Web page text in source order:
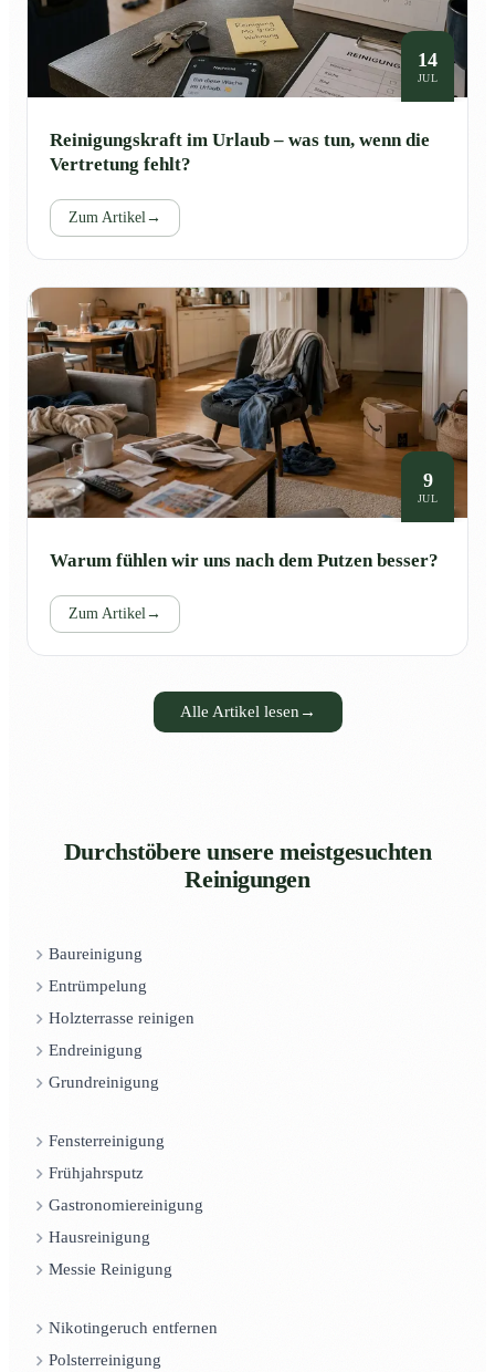
14
JUL
Reinigungskraft im Urlaub – was tun, wenn die
Vertretung fehlt?
Zum Artikel→
9
JUL
Warum fühlen wir uns nach dem Putzen besser?
Zum Artikel→
Alle Artikel lesen →
Durchstöbere unsere meistgesuchten
Reinigungen
Baureinigung
Entrümpelung
Holzterrasse reinigen
Endreinigung
Grundreinigung
Fensterreinigung
Frühjahrsputz
Gastronomiereinigung
Hausreinigung
Messie Reinigung
Nikotingeruch entfernen
Polsterreinigung